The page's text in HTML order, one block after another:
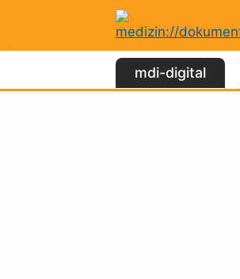
springen
mdi-digital